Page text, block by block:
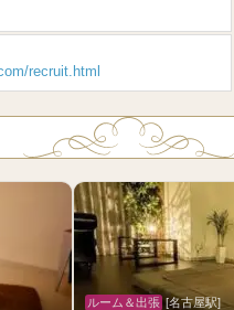
recruit.html
ルーム＆出張 [名古屋駅]